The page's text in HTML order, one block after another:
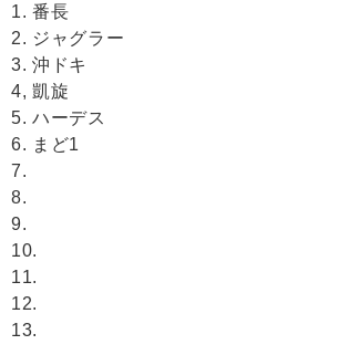
1. 番長
2. ジャグラー
3. 沖ドキ
4, 凱旋
5. ハーデス
6. まど1
7.
8.
9.
10.
11.
12.
13.